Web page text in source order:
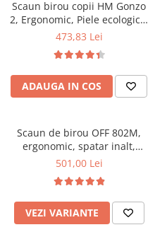
Pantofare
Seturi mobilier hol
Stender haine
Suport pentru umerase
Etajere
Cuiere
Mese gradinita
Scaune gradinita
Set mese si scaune gradinita
Mobila camera copii
Scaun birou copii HM Gonzo
2, Ergonomic, Piele ecologica,
Inaltime ajustabila, Mecanism
473,83 Lei
ADAUGA IN COS
Scaun de birou OFF 802M,
ergonomic, spatar inalt,
mecanism balans, roti
501,00 Lei
VEZI VARIANTE